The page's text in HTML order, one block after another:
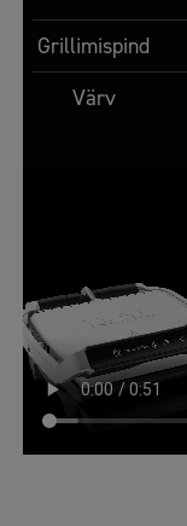
Grillimispind
Värv